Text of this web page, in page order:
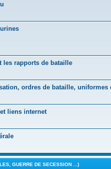
les rapports de bataille
ordres de bataille, uniformes
liens internet
GUERRE DE SECESSION ...)